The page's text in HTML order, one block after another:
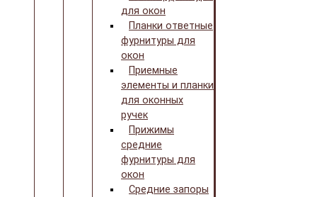
для окон
Планки ответные
фурнитуры для
окон
Приемные
элементы и планки
для оконных
ручек
Прижимы
средние
фурнитуры для
окон
Средние запоры